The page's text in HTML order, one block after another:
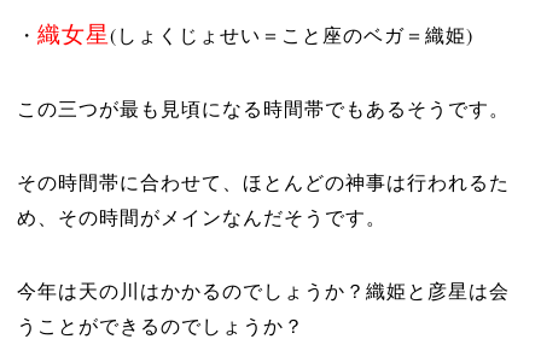
・ 織女星(しょくじょせい＝こと座のベガ＝織姫)
この三つが最も見頃になる時間帯でもあるそうです。
その時間帯に合わせて、ほとんどの神事は行われるた
め、その時間がメインなんだそうです。
今年は天の川はかかるのでしょうか？織姫と彦星は会
うことができるのでしょうか？